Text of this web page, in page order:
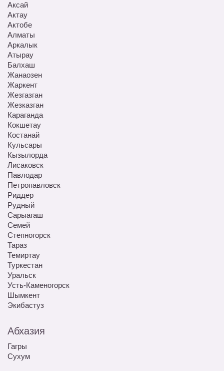
Аксай
Актау
Актобе
Алматы
Аркалык
Атырау
Балхаш
Жанаозен
Жаркент
Жезгазган
Жезказган
Караганда
Кокшетау
Костанай
Кульсары
Кызылорда
Лисаковск
Павлодар
Петропавловск
Риддер
Рудный
Сарыагаш
Семей
Степногорск
Тараз
Темиртау
Туркестан
Уральск
Усть-Каменогорск
Шымкент
Экибастуз
Абхазия
Гагры
Сухум